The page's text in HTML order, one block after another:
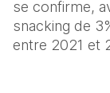
se confirme,
snacking de
entre 2021 et